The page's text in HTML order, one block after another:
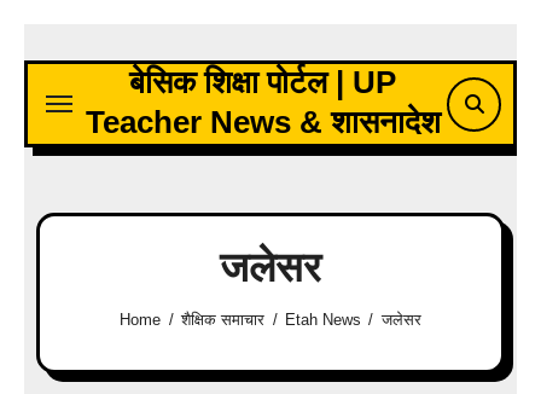
content
बेसिक शिक्षा पोर्टल | UP
Teacher News & शासनादेश
जलेसर
Home शैक्षिक समाचार Etah News जलेसर